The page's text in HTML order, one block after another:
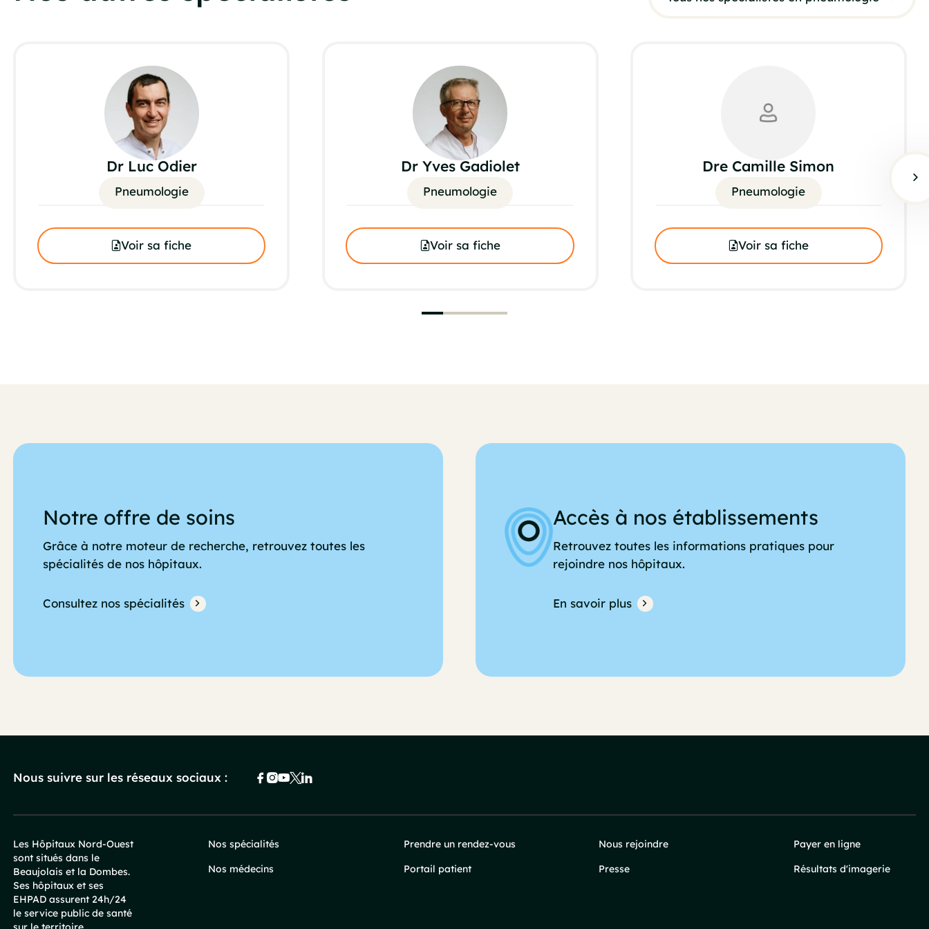
Dr Luc Odier
Pneumologie
Voir sa fiche
Dr Yves Gadiolet
Pneumologie
Voir sa fiche
Dre Camille Simon
Pneumologie
Voir sa fiche
Notre offre de soins
Grâce à notre moteur de recherche, retrouvez toutes les
spécialités de nos hôpitaux.
Consultez nos spécialités
Accès à nos établissements
Retrouvez toutes les informations pratiques pour
rejoindre nos hôpitaux.
En savoir plus
Nous suivre sur les réseaux sociaux :
Pied
de
Les Hôpitaux Nord-Ouest
sont situés dans le
Beaujolais et la Dombes.
Ses hôpitaux et ses
EHPAD assurent 24h/24
le service public de santé
Nos spécialités
Nos médecins
Prendre un rendez-vous
Portail patient
Nous rejoindre
Presse
Payer en ligne
Résultats d'imagerie